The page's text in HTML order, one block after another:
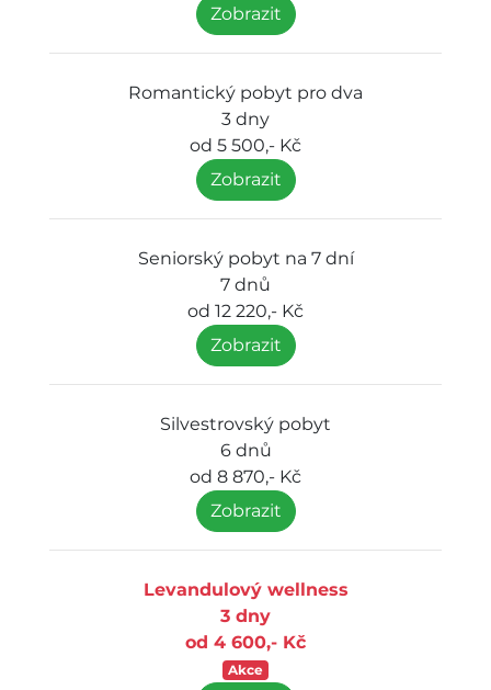
Zobrazit
Romantický pobyt pro dva
3 dny
od 5 500,- Kč
Zobrazit
Seniorský pobyt na 7 dní
7 dnů
od 12 220,- Kč
Zobrazit
Silvestrovský pobyt
6 dnů
od 8 870,- Kč
Zobrazit
Levandulový wellness
3 dny
od 4 600,- Kč
Akce